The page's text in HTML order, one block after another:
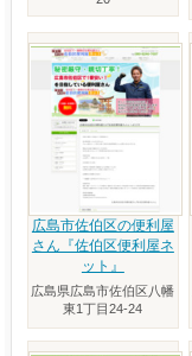
広島市佐伯区の便利屋
さん『佐伯区便利屋ネ
ット』
広島県広島市佐伯区八幡
東1丁目24-24